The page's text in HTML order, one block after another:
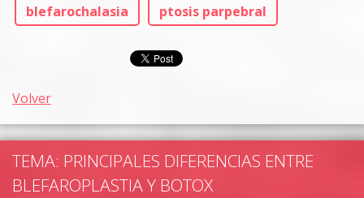
blefarochalasia
ptosis parpebral
Volver
TEMA: PRINCIPALES DIFERENCIAS ENTRE
BLEFAROPLASTIA Y BOTOX